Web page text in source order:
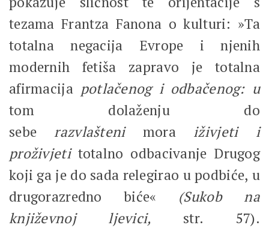
tezama Frantza Fanona o kulturi: »Ta
totalna negacija Evrope i njenih
modernih fetiša zapravo je totalna
afirmacija potlačenog i odbačenog: u
tom dolaženju do
seberazvlašteni mora iživjeti i
proživjeti totalno odbacivanje Drugog
koji ga je do sada relegirao u podbiće, u
drugorazredno biće« (Sukob na
književnoj ljevici, str. 57).